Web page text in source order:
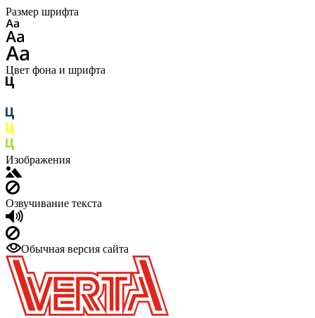
Размер шрифта
Цвет фона и шрифта
Изображения
Озвучивание текста
Обычная версия сайта